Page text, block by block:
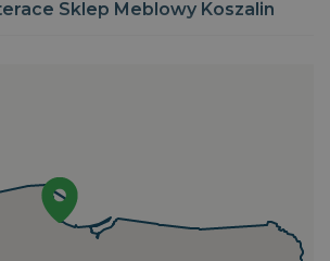
Sklep Meblowy Koszalin